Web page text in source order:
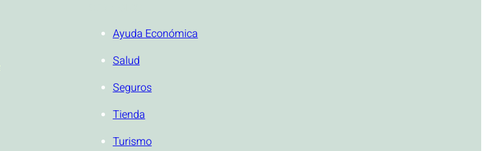
Ayuda Económica
Salud
Seguros
Tienda
Turismo